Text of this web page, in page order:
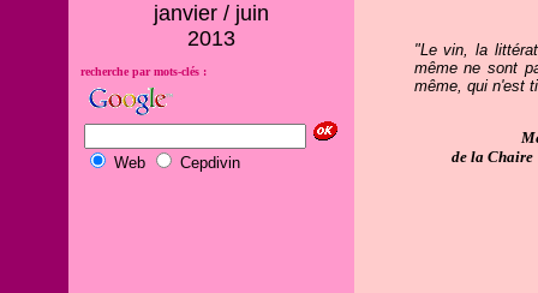
janvier / juin
2013
recherche par mots-clés :
Web Cepdivin
"Le vin, la
même ne sont
même, qui n'est
de la